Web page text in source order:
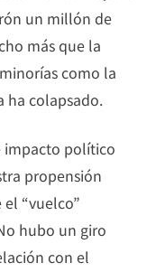
un millón de
más que la
como la
ha colapsado.
impacto político
propensión
“vuelco”
hubo un giro
con el